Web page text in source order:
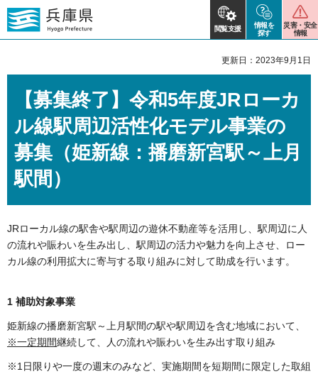
閲覧支援
情報を
探す
災害・安全
情報
更新日：2023年9月1日
【募集終了】令和5年度JRローカ
ル線駅周辺活性化モデル事業の
募集（姫新線：播磨新宮駅～上月
駅間）
JRローカル線の駅舎や駅周辺の遊休不動産等を活用し、駅周辺に人
の流れや賑わいを生み出し、駅周辺の活力や魅力を向上させ、ロー
カル線の利用拡大に寄与する取り組みに対して助成を行います。
1 補助対象事業
姫新線の播磨新宮駅～上月駅間の駅や駅周辺を含む地域において、
※一定期間継続して、人の流れや賑わいを生み出す取り組み
※1日限りや一度の週末のみなど、実施期間を短期間に限定した取組